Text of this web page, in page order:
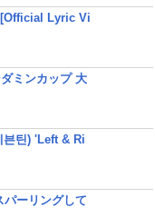
Lyric Vi
ミンカップ 大
븐틴) 'Left & Ri
パーリングして